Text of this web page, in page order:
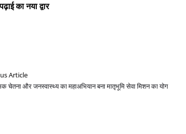
का नया द्वार
Article
चेतना और जनस्वास्थ्य का महाअभियान बना मातृभूमि सेवा मिशन का योग